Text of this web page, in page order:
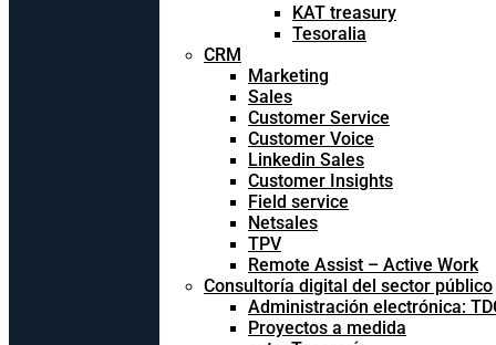
KAT treasury
Tesoralia
CRM
Marketing
Sales
Customer Service
Customer Voice
Linkedin Sales
Customer Insights
Field service
Netsales
TPV
Remote Assist – Active Work
Consultoría digital del sector público
Administración electrónica:
Proyectos a medida